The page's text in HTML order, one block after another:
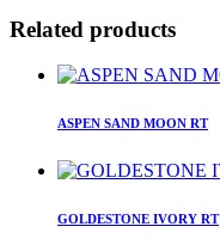
Related products
ASPEN SAND MOON RT
GOLDESTONE IVORY RT